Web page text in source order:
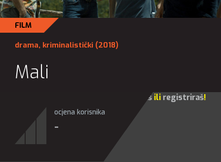
FILM
drama, kriminalistički (2018)
Mali
prijaviš ili registriraš!
ocjena korisnika
-